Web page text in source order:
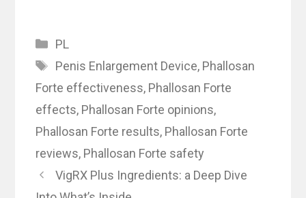
Categories
PL
Tags
Penis Enlargement Device, Phallosan
Forte effectiveness, Phallosan Forte
effects, Phallosan Forte opinions,
Phallosan Forte results, Phallosan Forte
reviews, Phallosan Forte safety
VigRX Plus Ingredients: a Deep Dive